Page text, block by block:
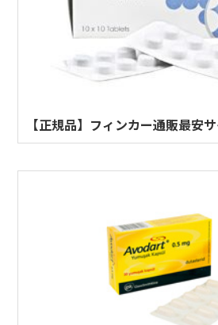
【正規品】フィンカー通販最安